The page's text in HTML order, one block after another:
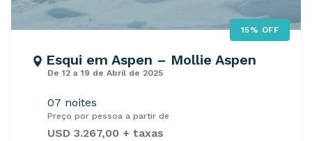
15% OFF
Esqui em Aspen – Mollie Aspen
De 12 a 19 de Abril de 2025
07 noites
Preço por pessoa a partir de
USD 3.267,00 + taxas